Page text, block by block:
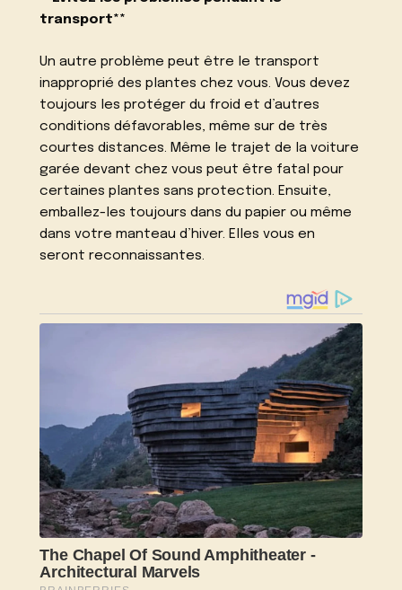
transport**
Un autre problème peut être le transport
inapproprié des plantes chez vous. Vous devez
toujours les protéger du froid et d’autres
conditions défavorables, même sur de très
courtes distances. Même le trajet de la voiture
garée devant chez vous peut être fatal pour
certaines plantes sans protection. Ensuite,
emballez-les toujours dans du papier ou même
dans votre manteau d’hiver. Elles vous en
seront reconnaissantes.